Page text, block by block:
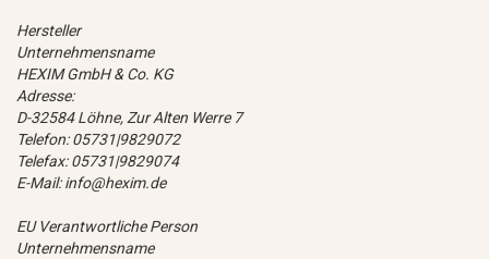
Hersteller
Unternehmensname
HEXIM GmbH & Co. KG
Adresse:
D-32584 Löhne, Zur Alten Werre 7
Telefon: 05731|9829072
Telefax: 05731|9829074
E-Mail: info@hexim.de
EU Verantwortliche Person
Unternehmensname